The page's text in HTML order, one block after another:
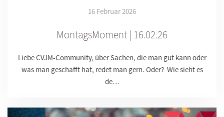
16 Februar 2026
MontagsMoment | 16.02.26
Liebe CVJM-Community, über Sachen, die man gut kann oder
was man geschafft hat, redet man gern. Oder? Wie sieht es
de…